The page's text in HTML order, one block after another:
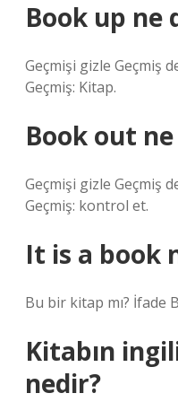
Book up ne
Geçmişi gizle Geçmiş
Geçmiş: Kitap.
Book out
Geçmişi gizle Geçmiş
Geçmiş: kontrol et.
It is a book
Bu bir kitap mı? İfade
Kitabın
nedir?